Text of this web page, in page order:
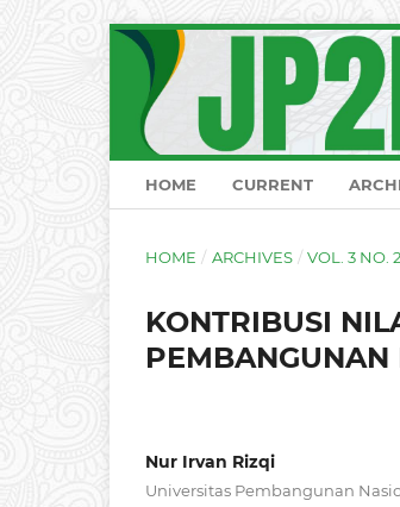
HOME CURRENT
HOME / ARCHIVES / VOL. 3 NO.
KONTRIBUSI
PEMBANGUNAN
Nur Irvan Rizqi
Universitas Pembangunan